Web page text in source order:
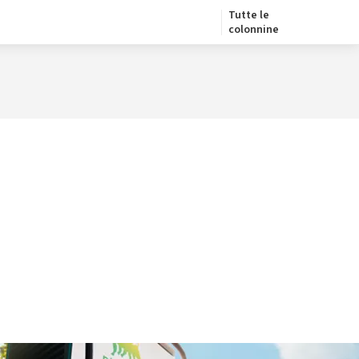
Tutte le
colonnine